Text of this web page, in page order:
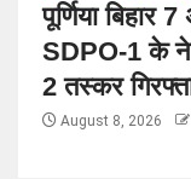
पूर्णिया
SDPO-1 के
2 तस्कर
August 8, 2026